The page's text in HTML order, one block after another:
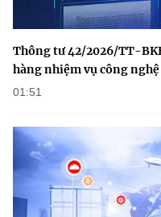
Thông tư 42/2026/TT-
hàng nhiệm vụ công
01:51